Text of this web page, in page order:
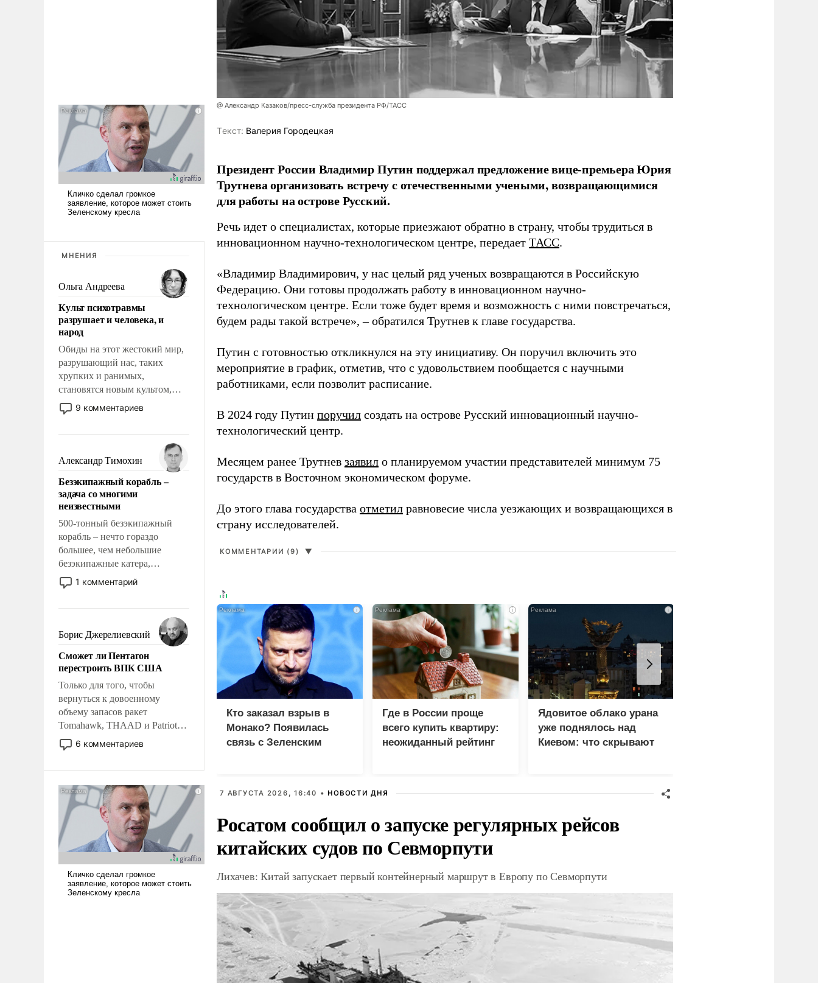
МНЕНИЯ
Ольга Андреева
Культ психотравмы
разрушает и человека, и
народ
Обиды на этот жестокий мир,
разрушающий нас, таких
хрупких и ранимых,
становятся новым культом,
постепенно вытесняя и
отменяя традиционное
мужественным и твердым под
ударами судьбы, брать на себя
ответственность, помогать
слабым, идти вперед и
адаптироваться.
9 комментариев
Александр Тимохин
Безэкипажный корабль –
задача со многими
неизвестными
500-тонный безэкипажный
корабль – нечто гораздо
большее, чем небольшие
безэкипажные катера,
применение которых уже
стало обыденностью. Задача по
сложна и амбициозна. Однако
и ее реализация радикально
поднимет наши боевые
возможности.
1 комментарий
Борис Джерелиевский
Сможет ли Пентагон
перестроить ВПК США
Только для того, чтобы
вернуться к довоенному
объему запасов ракет
Tomahawk, THAAD и Patriot
США потребуется более трех
лет. Даже небольшая война с
Сложившаяся ситуация
означает многолетний период
уязвимости США, например,
перед Китаем.
6 комментариев
@ Александр Казаков/пресс-служба президента РФ/ТАСС
Tекст: Валерия Городецкая
Президент России Владимир Путин поддержал предложение вице-премьера Юрия
Трутнева организовать встречу с отечественными учеными, возвращающимися
для работы на острове Русский.
Речь идет о специалистах, которые приезжают обратно в страну, чтобы трудиться в
инновационном научно-технологическом центре, передает ТАСС.
«Владимир Владимирович, у нас целый ряд ученых возвращаются в Российскую
Федерацию. Они готовы продолжать работу в инновационном научно-
технологическом центре. Если тоже будет время и возможность с ними повстречаться,
будем рады такой встрече», – обратился Трутнев к главе государства.
Путин с готовностью откликнулся на эту инициативу. Он поручил включить это
мероприятие в график, отметив, что с удовольствием пообщается с научными
работниками, если позволит расписание.
В 2024 году Путин поручил создать на острове Русский инновационный научно-
технологический центр.
Месяцем ранее Трутнев заявил о планируемом участии представителей минимум 75
государств в Восточном экономическом форуме.
До этого глава государства отметил равновесие числа уезжающих и возвращающихся в
страну исследователей.
КОММЕНТАРИИ (9) ▼
i
Кто заказал взрыв в
Монако? Появилась
связь с Зеленским
i
Где в России проще
всего купить квартиру:
неожиданный рейтинг
i
Ядовитое облако урана
уже поднялось над
Киевом: что скрывают
7 АВГУСТА 2026, 16:40 • НОВОСТИ ДНЯ
Росатом сообщил о запуске регулярных рейсов
китайских судов по Севморпути
Лихачев: Китай запускает первый контейнерный маршрут в Европу по Севморпути